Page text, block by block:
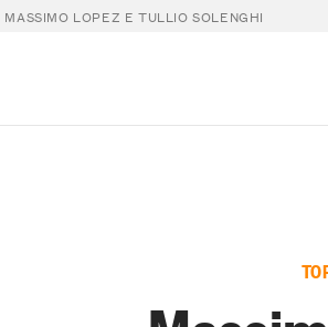
MASSIMO LOPEZ E TULLIO SOLENGHI